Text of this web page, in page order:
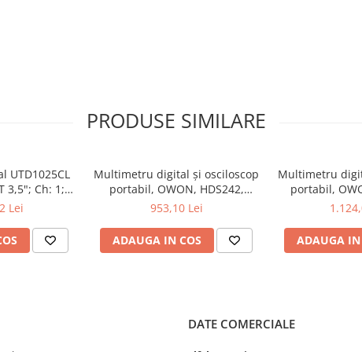
și pasionați de electronică.
PRODUSE SIMILARE
UTD1025CL
3,5"; Ch: 1;
cu
Lei
Multimetru digital și osciloscop
portabil, OWON, HDS242,
200mV-1kV, 200mA-
953,10 Lei
ADAUGA IN COS
Multimetru
portabil,
200mV-
ADAUGA IN
DATE COMERCIALE